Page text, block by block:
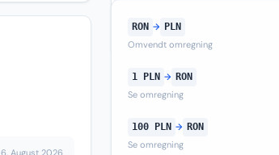
6. August 2026
RON → PLN
Omvendt omregning
1 PLN → RON
Se omregning
100 PLN → RON
Se omregning